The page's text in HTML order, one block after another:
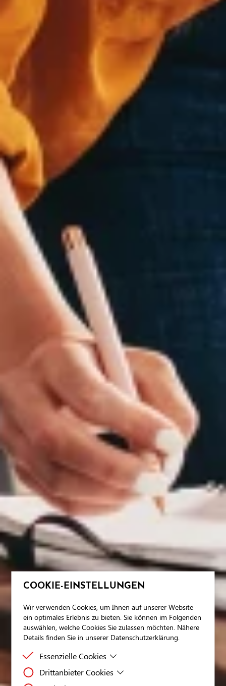
COOKIE-EINSTELLUNGEN
Wir verwenden Cookies, um Ihnen auf unserer Website
ein optimales Erlebnis zu bieten. Sie können im Folgenden
auswählen, welche Cookies Sie zulassen möchten. Nähere
Details finden Sie in unserer Datenschutzerklärung.
Essenzielle Cookies
Essenzielle Cookies sind Cookies, welche für die
Drittanbieter Cookies